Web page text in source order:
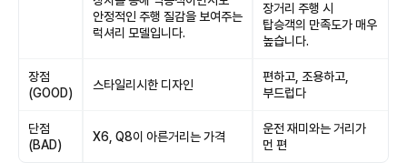
안정적인 주행 질감을 보여주는
럭셔리 모델입니다.
장거리 주행 시
탑승객의 만족도가 매우
높습니다.
장점
(GOOD)
스타일리시한 디자인
편하고, 조용하고,
부드럽다
단점
(BAD)
X6, Q8이 아른거리는 가격
운전 재미와는 거리가
먼 편